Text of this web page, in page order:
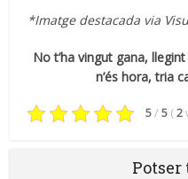
*Imatge destacada via
No t’ha vingut gana,
n’és hora, tria
5/ 5 (2